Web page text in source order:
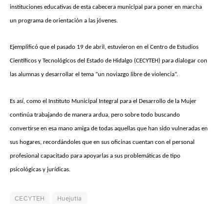
instituciones educativas de esta cabecera municipal para poner en marcha
un programa de orientación a las jóvenes.
Ejemplificó que el pasado 19 de abril, estuvieron en el Centro de Estudios
Científicos y Tecnológicos del Estado de Hidalgo (CECYTEH) para dialogar con
las alumnas y desarrollar el tema “un noviazgo libre de violencia”.
Es así, como el Instituto Municipal Integral para el Desarrollo de la Mujer
continúa trabajando de manera ardua, pero sobre todo buscando
convertirse en esa mano amiga de todas aquellas que han sido vulneradas en
sus hogares, recordándoles que en sus oficinas cuentan con el personal
profesional capacitado para apoyarlas a sus problemáticas de tipo
psicológicas y jurídicas.
CECYTEH Huejutla